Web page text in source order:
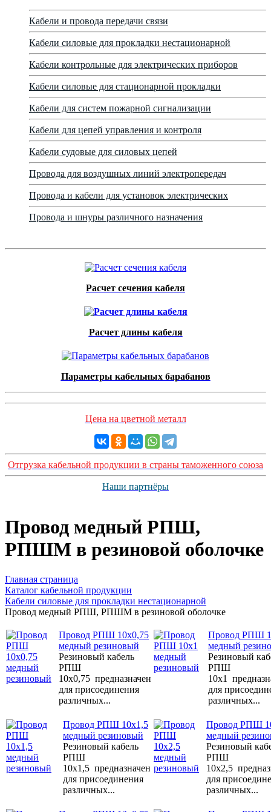
Кабели и провода передачи связи
Кабели силовые для прокладки нестационарной
Кабели контрольные для электрических приборов
Кабели силовые для стационарной прокладки
Кабели для систем пожарной сигнализации
Кабели для цепей управления и контроля
Кабели судовые для силовых цепей
Провода для воздушных линий электропередач
Провода и кабели для установок электрических
Провода и шнуры различного назначения
Расчет сечения кабеля
Расчет длины кабеля
Параметры кабельных барабанов
Цена на цветной металл
Отгрузка кабельной продукции в страны таможенного союза
Наши партнёры
Провод медный РПШ,
РПШМ в резиновой оболочке
Главная страница
Каталог кабельной продукции
Кабели силовые для прокладки нестационарной
Провод медный РПШ, РПШМ в резиновой оболочке
Провод РПШ 10х0,75
медный резиновый
Резиновый кабель
РПШ
10х0,75 предназначен
для присоединения
различных...
Провод РПШ
медный
Резиновый
РПШ
10х1
для
различных...
Провод РПШ 10х1,5
медный резиновый
Резиновый кабель
РПШ
10х1,5 предназначен
для присоединения
различных...
Провод РПШ
медный
Резиновый
РПШ
10х2,5
для
различных...